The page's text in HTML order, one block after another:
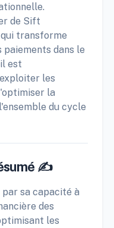
de Sift
transforme
dans le
est
les
la
du cycle
✍️
sa capacité à
des
les